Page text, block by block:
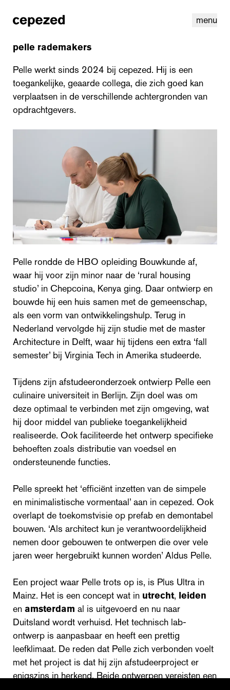
menu
pelle rademakers
Pelle werkt sinds 2024 bij cepezed. Hij is een
toegankelijke, geaarde collega, die zich goed kan
verplaatsen in de verschillende achtergronden van
opdrachtgevers.
Pelle rondde de HBO opleiding Bouwkunde af,
waar hij voor zijn minor naar de ‘rural housing
studio’ in Chepcoina, Kenya ging. Daar ontwierp en
bouwde hij een huis samen met de gemeenschap,
als een vorm van ontwikkelingshulp. Terug in
Nederland vervolgde hij zijn studie met de master
Architecture in Delft, waar hij tijdens een extra ‘fall
semester’ bij Virginia Tech in Amerika studeerde.
Tijdens zijn afstudeeronderzoek ontwierp Pelle een
culinaire universiteit in Berlijn. Zijn doel was om
deze optimaal te verbinden met zijn omgeving, wat
hij door middel van publieke toegankelijkheid
realiseerde. Ook faciliteerde het ontwerp specifieke
behoeften zoals distributie van voedsel en
ondersteunende functies.
Pelle spreekt het ‘efficiënt inzetten van de simpele
en minimalistische vormentaal’ aan in cepezed. Ook
overlapt de toekomstvisie op prefab en demontabel
bouwen. ‘Als architect kun je verantwoordelijkheid
nemen door gebouwen te ontwerpen die over vele
jaren weer hergebruikt kunnen worden’ Aldus Pelle.
Een project waar Pelle trots op is, is Plus Ultra in
Mainz. Het is een concept wat in utrecht, leiden
en amsterdam al is uitgevoerd en nu naar
Duitsland wordt verhuisd. Het technisch lab-
ontwerp is aanpasbaar en heeft een prettig
leefklimaat. De reden dat Pelle zich verbonden voelt
met het project is dat hij zijn afstudeerproject er
enigszins in herkend. Beide ontwerpen vereisten een